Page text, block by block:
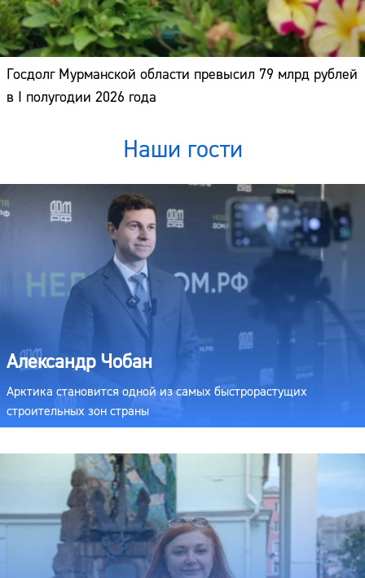
Госдолг Мурманской области превысил 79 млрд рублей
в I полугодии 2026 года
Наши гости
Александр Чобан
Арктика становится одной из самых быстрорастущих
строительных зон страны